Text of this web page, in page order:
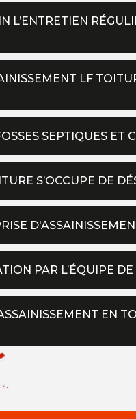
L’ENTRETIEN
LF
SEPTIQUES ET
S’OCCUPE DE
PAR L’ÉQUIPE
EN